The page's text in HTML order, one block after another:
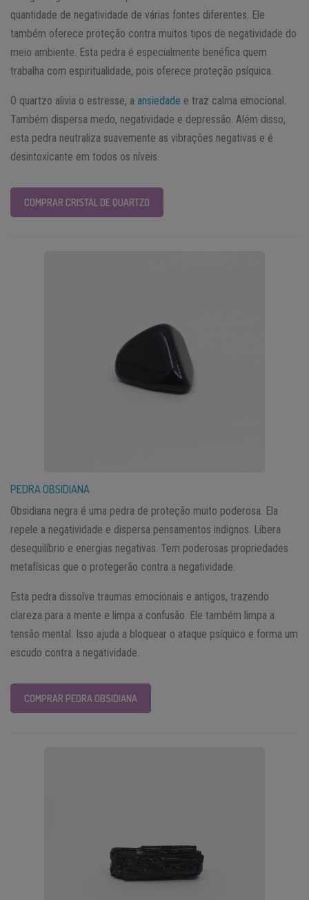
quantidade de negatividade de várias fontes diferentes. Ele
também oferece proteção contra muitos tipos de negatividade do
meio ambiente. Esta pedra é especialmente benéfica quem
trabalha com espiritualidade, pois oferece proteção psíquica.
O quartzo alivia o estresse, a ansiedade e traz calma emocional.
Também dispersa medo, negatividade e depressão. Além disso,
esta pedra neutraliza suavemente as vibrações negativas e é
desintoxicante em todos os níveis.
COMPRAR CRISTAL DE QUARTZO
PEDRA OBSIDIANA
Obsidiana negra é uma pedra de proteção muito poderosa. Ela
repele a negatividade e dispersa pensamentos indignos. Libera
desequilíbrio e energias negativas. Tem poderosas propriedades
metafísicas que o protegerão contra a negatividade.
Esta pedra dissolve traumas emocionais e antigos, trazendo
clareza para a mente e limpa a confusão. Ele também limpa a
tensão mental. Isso ajuda a bloquear o ataque psíquico e forma um
escudo contra a negatividade.
COMPRAR PEDRA OBSIDIANA